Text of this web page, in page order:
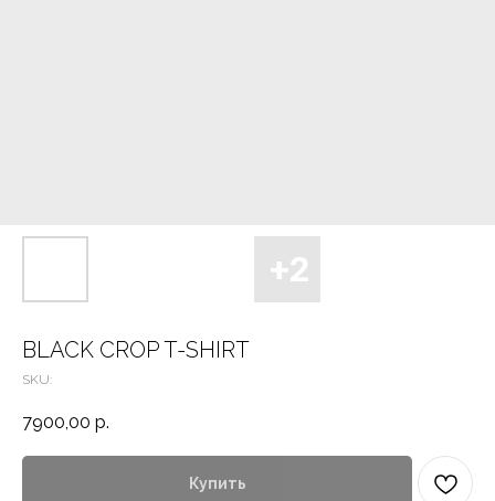
BLACK CROP T-SHIRT
SKU:
7900,00 р.
Купить